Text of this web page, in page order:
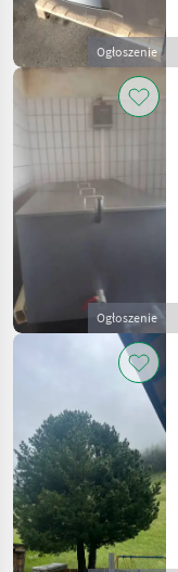
Ogłoszenie
Ogłoszenie